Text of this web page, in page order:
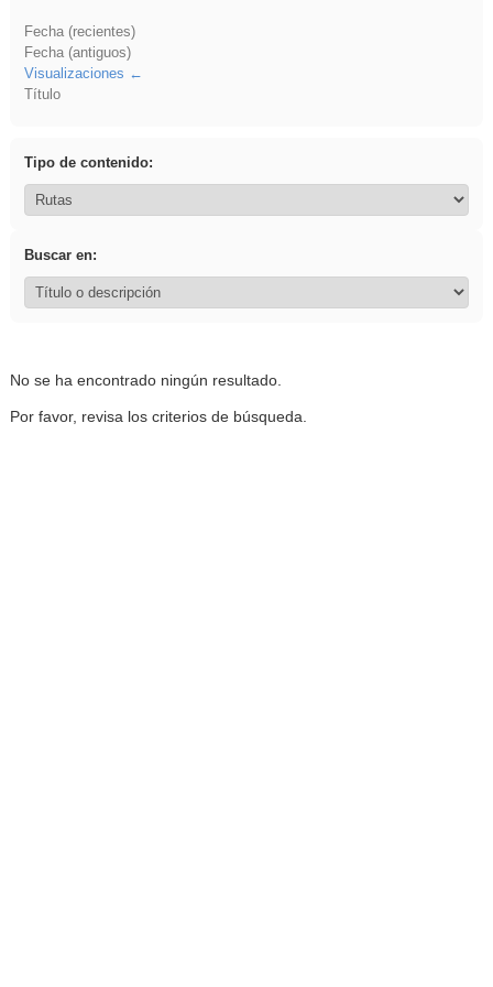
Fecha (recientes)
Fecha (antiguos)
Visualizaciones
Título
Tipo de contenido:
Buscar en:
No se ha encontrado ningún resultado.
Por favor, revisa los criterios de búsqueda.